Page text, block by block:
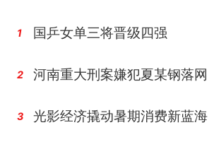
1 国乒女单三将晋级四强
2 河南重大刑案嫌犯夏某钢落网
3 光影经济撬动暑期消费新蓝海